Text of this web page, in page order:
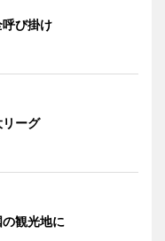
呼び掛け
ーグ
の観光地に